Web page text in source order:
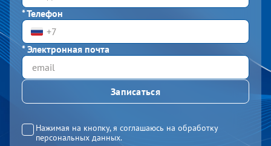
*Телефон
*Электронная почта
Нажимая на кнопку, я соглашаюсь на обработку
персональных данных.